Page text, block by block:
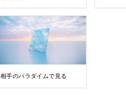
相手のパラダイムで見る